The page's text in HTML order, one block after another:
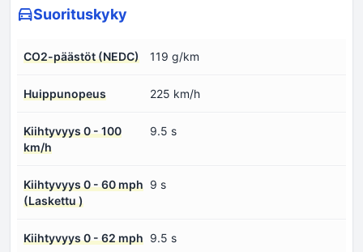
Suorituskyky
CO2-päästöt (NEDC) 119 g/km
Huippunopeus 225 km/h
Kiihtyvyys 0 - 100
km/h
9.5 s
Kiihtyvyys 0 - 60 mph
(Laskettu )
9 s
Kiihtyvyys 0 - 62 mph 9.5 s